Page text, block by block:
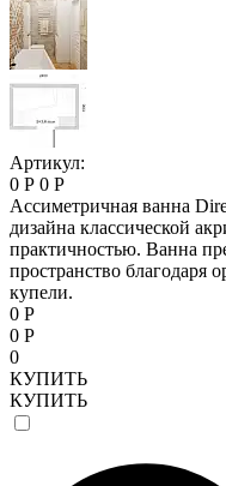
Артикул:
0 Р 0 Р
Ассиметричная ванна
дизайна классической
практичностью. Ванна
пространство благодаря
купели.
0 Р
0 Р
0
КУПИТЬ
КУПИТЬ